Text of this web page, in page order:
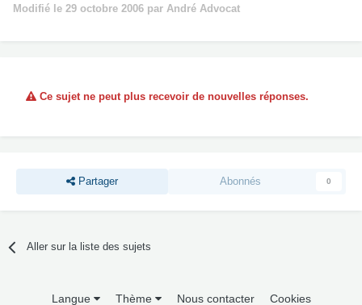
Modifié le 29 octobre 2006 par André Advocat
Ce sujet ne peut plus recevoir de nouvelles réponses.
Partager Abonnés 0
Aller sur la liste des sujets
Langue Thème Nous contacter Cookies